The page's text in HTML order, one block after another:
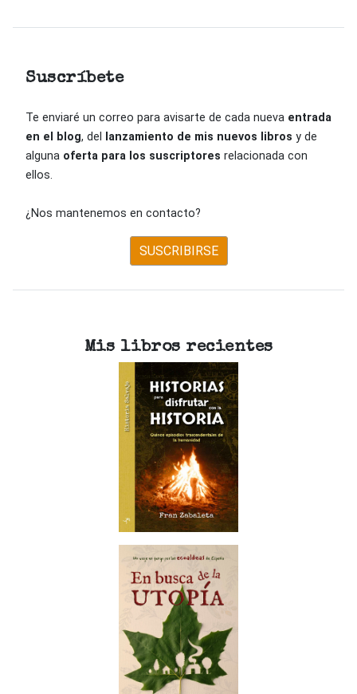
Suscríbete
Te enviaré un correo para avisarte de cada nueva entrada
en el blog, del lanzamiento de mis nuevos libros y de
alguna oferta para los suscriptores relacionada con
ellos.
¿Nos mantenemos en contacto?
SUSCRIBIRSE
Mis libros recientes